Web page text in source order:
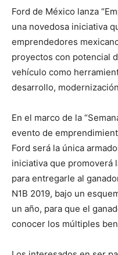
Ford de México lanza
una novedosa iniciativa
emprendedores
proyectos con potencial
vehículo como
desarrollo,
En el marco de la
evento de
Ford será la única
iniciativa que promoverá
para entregarle al
N1B 2019, bajo un
un año, para que el
conocer los múltiples